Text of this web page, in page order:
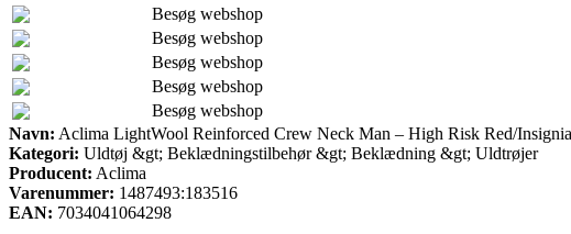
Besøg webshop
Besøg webshop
Besøg webshop
Besøg webshop
Besøg webshop
Navn: Aclima LightWool Reinforced Crew Neck Man – High Risk Red/
Kategori: Uldtøj &gt; Beklædningstilbehør &gt; Beklædning &gt; Uldtrøjer
Producent: Aclima
Varenummer: 1487493:183516
EAN: 7034041064298